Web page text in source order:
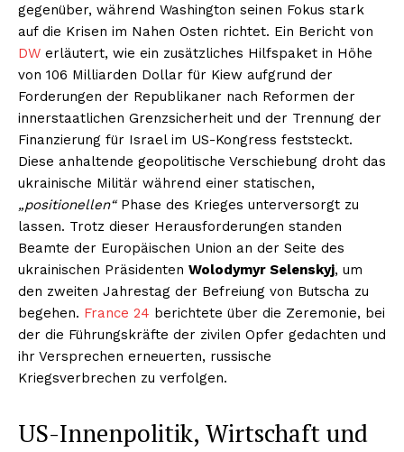
gegenüber, während Washington seinen Fokus stark
auf die Krisen im Nahen Osten richtet. Ein Bericht von
DW erläutert, wie ein zusätzliches Hilfspaket in Höhe
von 106 Milliarden Dollar für Kiew aufgrund der
Forderungen der Republikaner nach Reformen der
innerstaatlichen Grenzsicherheit und der Trennung der
Finanzierung für Israel im US-Kongress feststeckt.
Diese anhaltende geopolitische Verschiebung droht das
ukrainische Militär während einer statischen,
„positionellen“Phase des Krieges unterversorgt zu
lassen. Trotz dieser Herausforderungen standen
Beamte der Europäischen Union an der Seite des
ukrainischen Präsidenten Wolodymyr Selenskyj, um
den zweiten Jahrestag der Befreiung von Butscha zu
begehen. France 24 berichtete über die Zeremonie, bei
der die Führungskräfte der zivilen Opfer gedachten und
ihr Versprechen erneuerten, russische
Kriegsverbrechen zu verfolgen.
US-Innenpolitik, Wirtschaft und